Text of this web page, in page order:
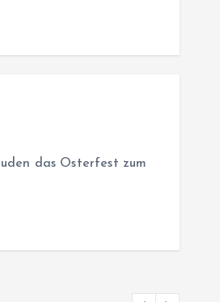
das Osterfest zum